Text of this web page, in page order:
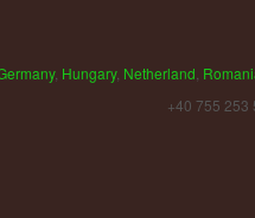
, Hungary, Netherland
+40 755 253